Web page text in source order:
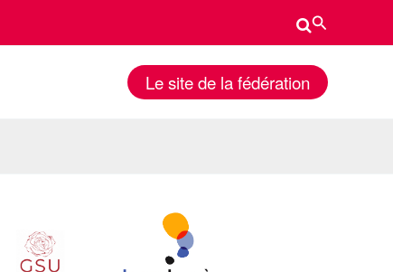
Rechercher
Le site de la fédération